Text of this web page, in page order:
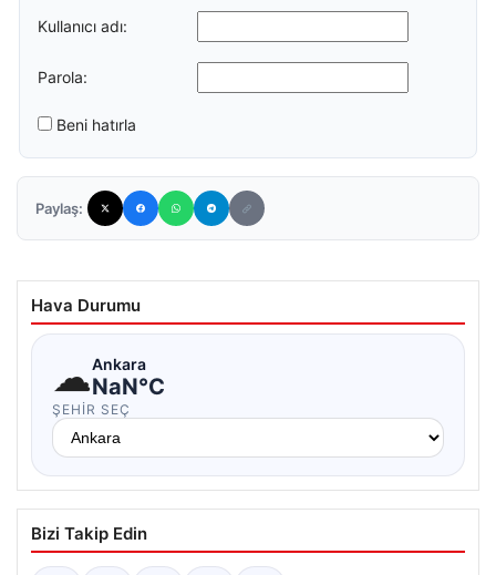
Kullanıcı adı:
Parola:
Beni hatırla
Paylaş:
Hava Durumu
☁Ankara
NaN°C
ŞEHIR SEÇ
Bizi Takip Edin